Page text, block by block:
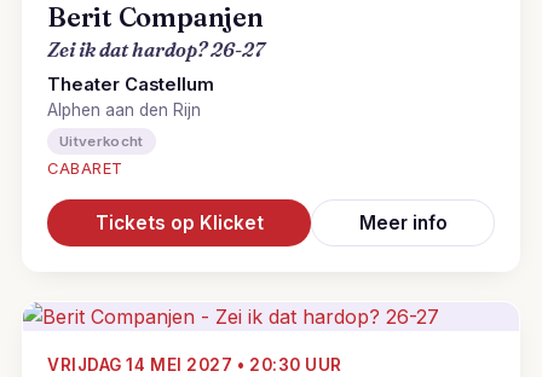
Berit Companjen
Zei ik dat hardop? 26-27
Theater Castellum
Alphen aan den Rijn
Uitverkocht
CABARET
Tickets op Klicket Meer info
VRIJDAG 14 MEI 2027 • 20:30 UUR